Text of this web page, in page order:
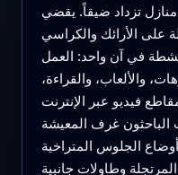
تزداد ضيقاً. يقضي
على الأرائك والكراسي
في آن واحد: العمل
والألعاب، والقراءة،
فيديو عبر الإنترنت
الباحثون غرف المعيشة
الجلوس المتراخية
وطاولات جانبية